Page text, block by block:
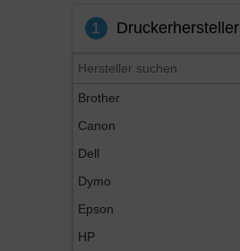
1 Druckerhersteller
Brother
Canon
Dell
Dymo
Epson
HP